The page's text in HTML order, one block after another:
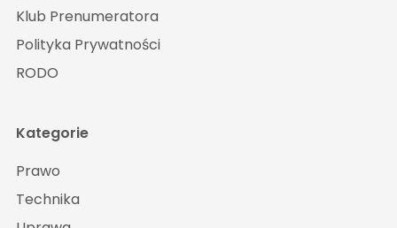
Klub Prenumeratora
Polityka Prywatności
RODO
Kategorie
Prawo
Technika